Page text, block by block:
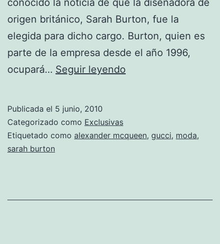
origen británico, Sarah Burton, fue la
elegida para dicho cargo. Burton, quien es
parte de la empresa desde el año 1996,
ocupará… Seguir leyendo
nueva
Publicada el 5 junio, 2010
Categorizado como Exclusivas
Etiquetado como alexander mcqueen, gucci, moda,
sarah burton